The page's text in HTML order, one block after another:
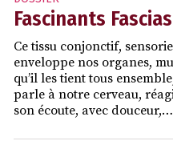
Fascinants Fascias
Ce tissu conjonctif,
enveloppe nos organes,
qu’il les tient tous
parle à notre cerveau,
son écoute, avec douceur,…